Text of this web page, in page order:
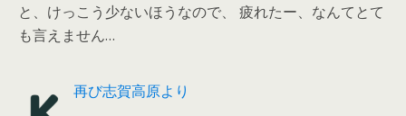
と、けっこう少ないほうなので、 疲れたー、なんてとて
も言えません…
再び志賀高原より